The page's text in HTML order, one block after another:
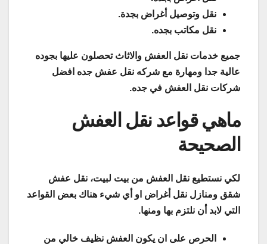
نقل وتوصيل أغراض بجدة.
نقل مكاتب بجده.
جميع خدمات نقل العفش والاثاث تحصلون عليها بجوده
عالية جدا ومهارة مع شركه نقل عفش جده افضل
شركات نقل العفش في جده.
ماهي قواعد نقل العفش
الصحيحة
لكي نستطيع نقل العفش من بيت لبيت، نقل عفش
شقق ومنازل نقل أغراض او أي شيء هناك بعض القواعد
التي لابد أن نلتزم بها ومنها.
الحرص على ان يكون العفش نظيف خالي من